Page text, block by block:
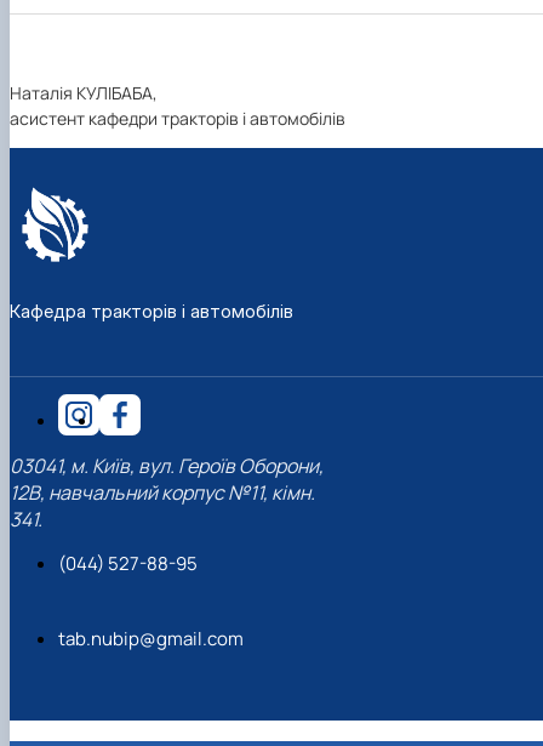
Наталія КУЛІБАБА,
асистент кафедри тракторів і автомобілів
Кафедра тракторів і автомобілів
03041, м. Київ, вул. Героїв Оборони,
12В, навчальний корпус №11, кімн.
341.
(044) 527-88-95
tab.nubip@gmail.com